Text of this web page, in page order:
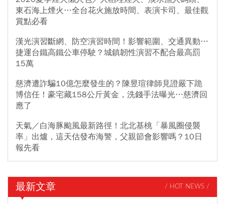
東石海上煙火…全台花火施放時間、表演卡司、最佳觀
賞點必看
漢光演習斷網、防空演習時間！影響範圍、交通異動…
捷運台鐵高鐵公車停駛？城鎮韌性演習不配合最高罰
15萬
慈濟遭詐騙10億怎麼發生的？陳昱瑄律師見證嚴下跪
博信任！豪宅藏158公斤黃金，洗錢手法曝光…慈濟回
應了
天氣／白海豚颱風最新路徑！北北基桃「暴風圈侵襲
率」出爐，這天估發布海警，父親節會影響嗎？10日
報先看
最新文章 / HOT NEWS /